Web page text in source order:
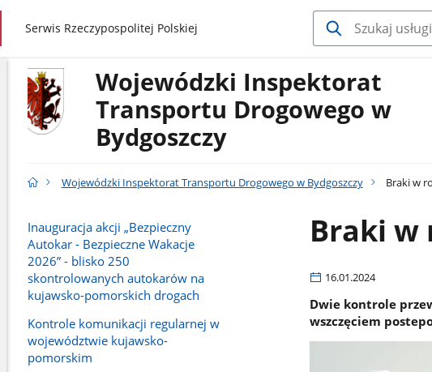
gov.pl
Serwis Rzeczypospolitej Polskiej
Wojewódzki Inspektorat
Transportu Drogowego w
Bydgoszczy
Wojewódzki Inspektorat Transportu Drogowego w Bydgoszczy Braki w
Inauguracja akcji „Bezpieczny
Autokar - Bezpieczne Wakacje
2026” - blisko 250
skontrolowanych autokarów na
kujawsko-pomorskich drogach
Kontrole komunikacji regularnej w
województwie kujawsko-
pomorskim
Braki w
16.01.2024
Dwie kontrole
wszczęciem